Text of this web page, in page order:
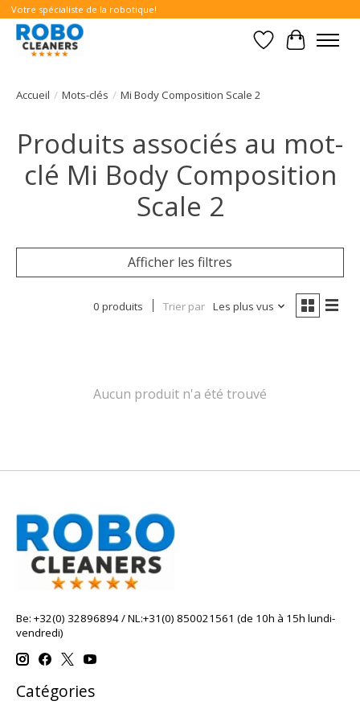
Votre spécialiste de la robotique!
Liste dePanier
Accueil / Mots-clés / Mi Body Composition Scale 2
Produits associés au mot-
clé Mi Body Composition
Scale 2
Afficher les filtres
0 produits Trier par Les plus vus
Aucun produit n'a été trouvé
Be: +32(0) 32896894 / NL:+31(0) 850021561 (de 10h à 15h lundi-
vendredi)
Catégories